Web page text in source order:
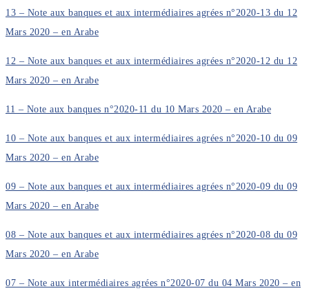
13 – Note aux banques et aux intermédiaires agrées n°2020-13 du 12
Mars 2020 – en Arabe
12 – Note aux banques et aux intermédiaires agrées n°2020-12 du 12
Mars 2020 – en Arabe
11 – Note aux banques n°2020-11 du 10 Mars 2020 – en Arabe
10 – Note aux banques et aux intermédiaires agrées n°2020-10 du 09
Mars 2020 – en Arabe
09 – Note aux banques et aux intermédiaires agrées n°2020-09 du 09
Mars 2020 – en Arabe
08 – Note aux banques et aux intermédiaires agrées n°2020-08 du 09
Mars 2020 – en Arabe
07 – Note aux intermédiaires agrées n°2020-07 du 04 Mars 2020 – en